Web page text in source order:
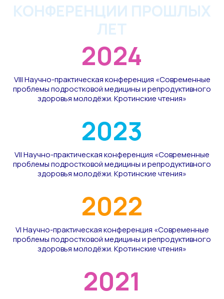
2024
VIII Научно-практическая конференция «Современные
проблемы подростковой медицины и репродуктивного
здоровья молодёжи. Кротинские чтения»
2023
VII Научно-практическая конференция «Современные
проблемы подростковой медицины и репродуктивного
здоровья молодёжи. Кротинские чтения»
2022
VI Научно-практическая конференция «Современные
проблемы подростковой медицины и репродуктивного
здоровья молодёжи. Кротинские чтения»
2021
КОНФЕРЕНЦИИ ПРОШЛЫХ
ЛЕТ